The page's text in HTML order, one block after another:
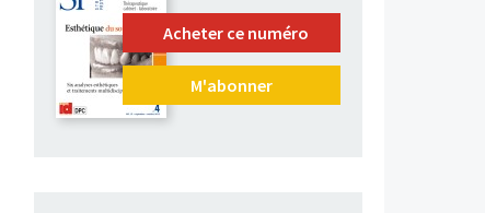
Acheter ce numéro
M'abonner